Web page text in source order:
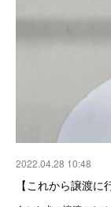
2022.04.28 10:48
【これから譲渡に